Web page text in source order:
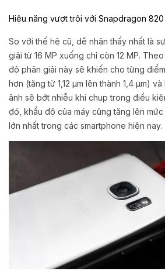
Hiệu năng vượt trội với Snapdragon 820
So với thế hệ cũ, dễ nhận thấy nhất là
giải từ 16 MP xuống chỉ còn 12 MP.
độ phân giải này sẽ khiến cho từng
hơn (tăng từ 1,12 µm lên thành 1,4 µm)
ảnh sẽ bớt nhiễu khi chụp trong điều
đó, khẩu độ của máy cũng tăng lên
lớn nhất trong các smartphone hiện nay.